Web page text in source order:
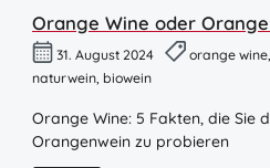
Orange Wine oder
31. August 2024
orange
naturwein, biowein
Orange Wine: 5 Fakten, die Sie
Orangenwein zu probieren